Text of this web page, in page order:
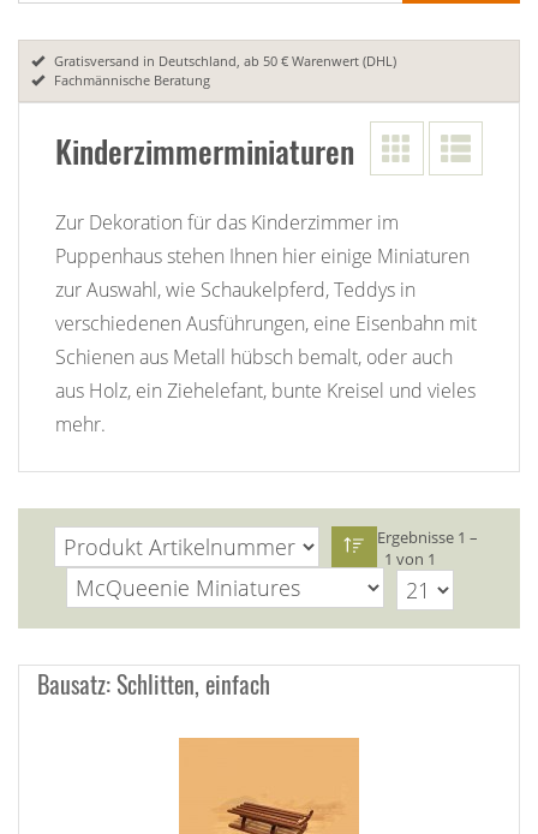
Gratisversand in Deutschland, ab 50 € Warenwert (DHL)
Fachmännische Beratung
Kinderzimmerminiaturen
Zur Dekoration für das Kinderzimmer im
Puppenhaus stehen Ihnen hier einige Miniaturen
zur Auswahl, wie Schaukelpferd, Teddys in
verschiedenen Ausführungen, eine Eisenbahn mit
Schienen aus Metall hübsch bemalt, oder auch
aus Holz, ein Ziehelefant, bunte Kreisel und vieles
mehr.
Ergebnisse 1 –
1 von 1
Bausatz: Schlitten, einfach